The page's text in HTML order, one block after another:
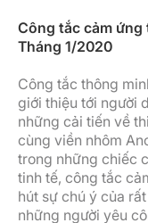
Công tắc cảm
Tháng 1/2020
Công tắc thông
giới thiệu tới người
những cải tiến về
cùng viền nhôm
trong những chiếc
tinh tế, công tắc
hút sự chú ý của
những người yêu